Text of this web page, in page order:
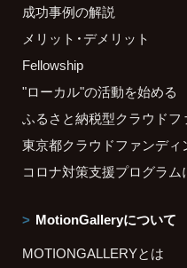
成功事例の解説
メリット・デメリット
Fellowship
"ローカル"の活動を始める
ふるさと納税型クラウド
東京都クラウドファンデ
コロナ対策支援プログラム
MotionGalleryについて
MOTIONGALLERYとは